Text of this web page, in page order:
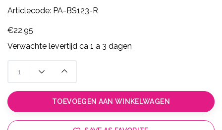
Articlecode: PA-BS123-R
€22,95
Verwachte levertijd ca 1 a 3 dagen
TOEVOEGEN AAN WINKELWAGEN